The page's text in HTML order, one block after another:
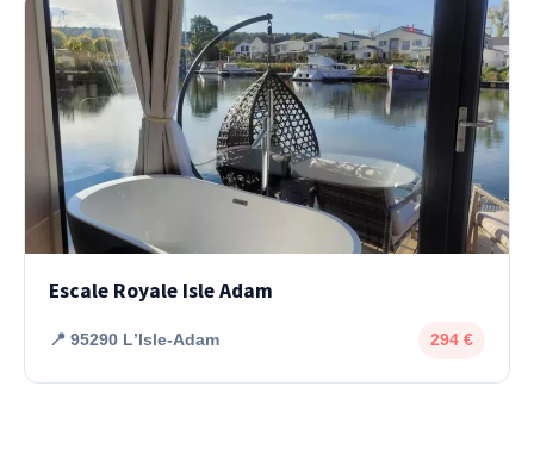
Escale Royale Isle Adam
📍 95290 LʼIsle-Adam 294 €